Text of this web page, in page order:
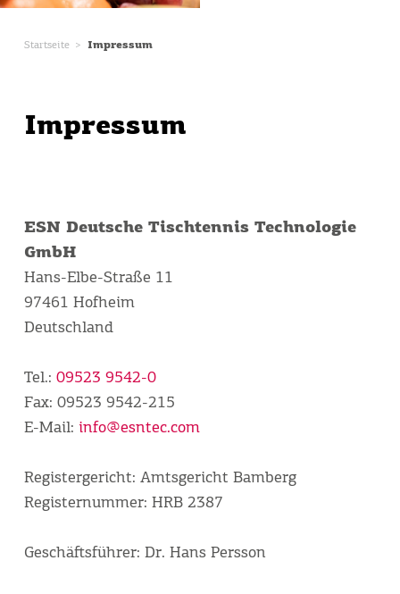
Startseite Impressum
Im­pres­sum
ESN Deutsche Tischtennis Technologie
GmbH
Hans-Elbe-Straße 11
97461 Hofheim
Deutschland
Tel.: 09523 9542-0
Fax: 09523 9542-215
E-Mail: info@esntec.com
Registergericht: Amtsgericht Bamberg
Registernummer: HRB 2387
Geschäftsführer: Dr. Hans Persson